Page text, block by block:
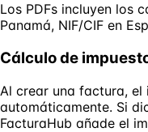
Los PDFs incluyen los
Panamá, NIF/CIF en
Cálculo de
Al crear una factura, el
automáticamente. Si
FacturaHub añade el